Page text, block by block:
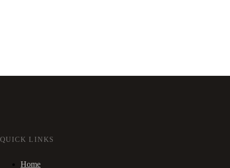
QUICK LINKS
Home